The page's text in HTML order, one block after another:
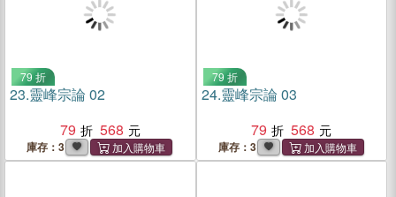
79 折
23.靈峰宗論 02
79
568
庫存：3
79 折
24.靈峰宗論 03
79
568
庫存：3